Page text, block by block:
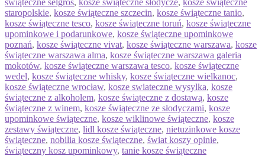
staropolskie, kosze świąteczne szczecin, kosze świąteczne tanio,
kosze świąteczne tesco, kosze świąteczne toruń, kosze świąteczne
upominkowe i podarunkowe, kosze świąteczne upominkowe
poznań, kosze świąteczne vivat, kosze świąteczne warszawa, kosze
świąteczne warszawa alma, kosze świąteczne warszawa galeria
mokotów, kosze świąteczne warszawa tesco, kosze świąteczne
wedel, kosze świąteczne whisky, kosze świąteczne wielkanoc,
kosze świąteczne wrocław, kosze swiateczne wysylka, kosze
świąteczne z alkoholem, kosze świąteczne z dostawą, kosze
świąteczne z winem, kosze świąteczne ze słodyczami, kosze
upominkowe świąteczne, kosze wiklinowe świąteczne, kosze
zestawy świąteczne, lidl kosze świąteczne, nietuzinkowe kosze
świąteczne, nobilia kosze świąteczne, świat koszy opinie,
świąteczny kosz upominkowy, tanie kosze świąteczne